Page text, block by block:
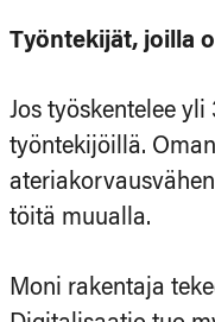
Työntekijät, joilla
Jos työskentelee
työntekijöillä.
töitä muualla.
Moni rakentaja